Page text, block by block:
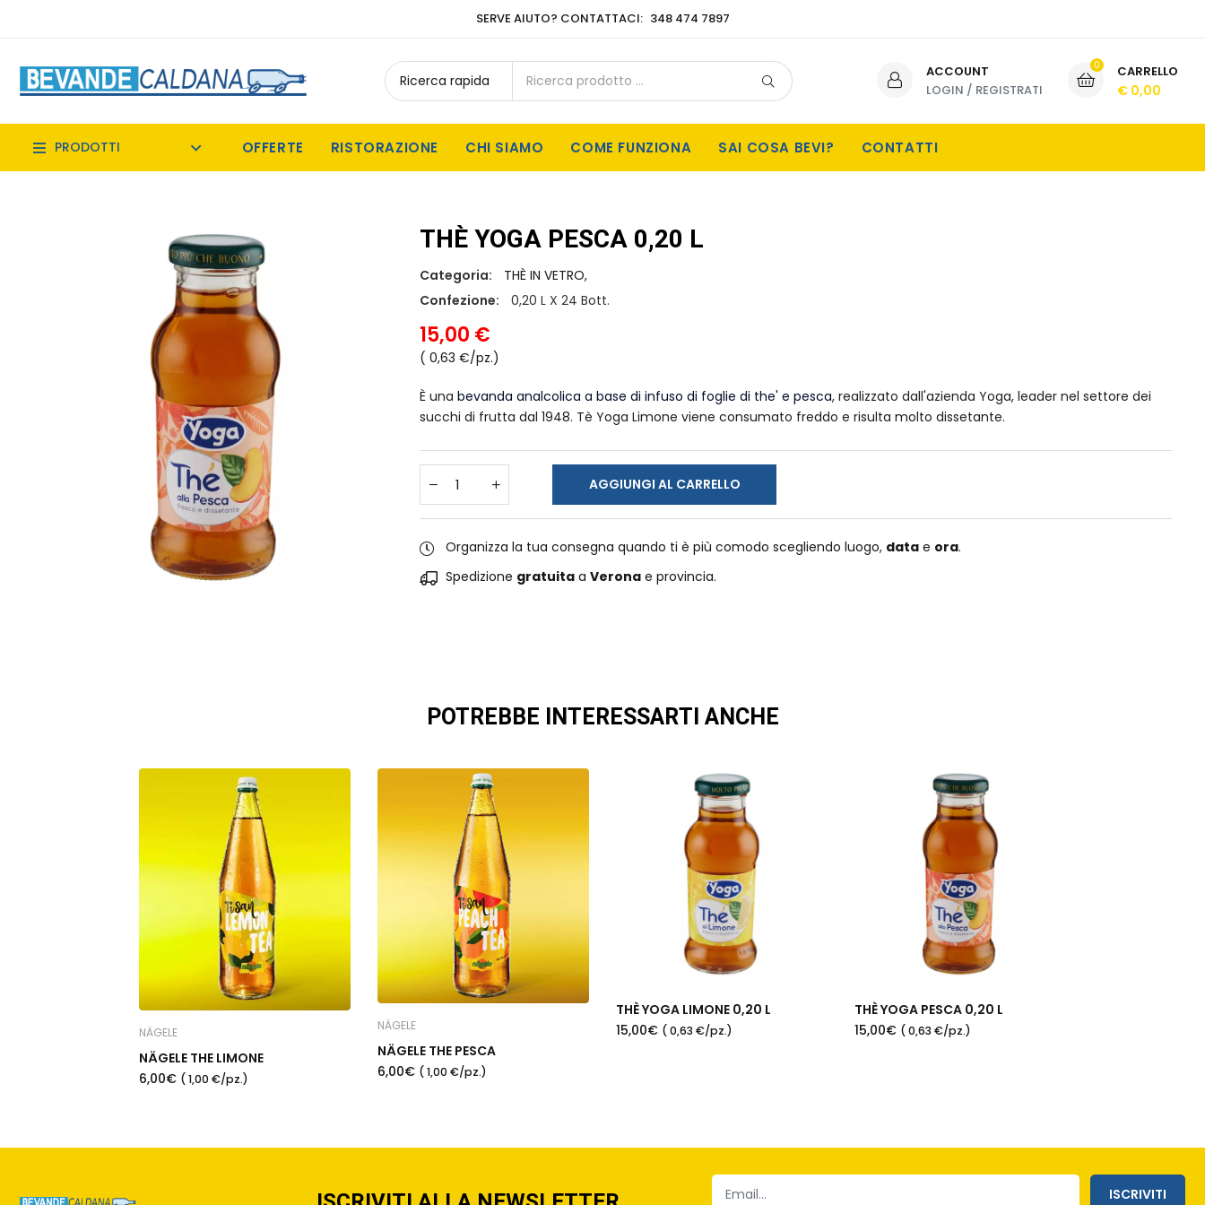
SERVE AIUTO? CONTATTACI: 348 474 7897
ACCOUNT
LOGIN / REGISTRATI
0 CARRELLO
€ 0,00
PRODOTTI OFFERTE RISTORAZIONE CHI SIAMO COME FUNZIONA SAI COSA BEVI? CONTATTI
THÈ YOGA PESCA 0,20 L
Categoria:
THÈ IN VETRO,
Confezione:
0,20 L X 24 Bott.
15,00 €
( 0,63 €/pz.)
È unabevanda analcolica a base di infuso di foglie di the' e pesca, realizzato dall'azienda Yoga, leader nel settore dei
succhi di frutta dal 1948. Tè Yoga Limone viene consumato freddo e risulta molto dissetante.
AGGIUNGI AL CARRELLO
Organizza la tua consegna quando ti è più comodo scegliendo luogo, data e ora.
Spedizione gratuita aVerona e provincia.
POTREBBE INTERESSARTI ANCHE
NÄGELE
NÄGELE THE LIMONE
6,00€ ( 1,00 €/pz.)
NÄGELE
NÄGELE THE PESCA
6,00€ ( 1,00 €/pz.)
THÈ YOGA LIMONE 0,20 L
15,00€ ( 0,63 €/pz.)
THÈ YOGA PESCA 0,20 L
15,00€ ( 0,63 €/pz.)
ISCRIVITI